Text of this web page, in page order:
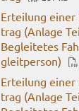
Er­tei­lung einer
trag (An­la­ge
Be­glei­te­tes
gleit­per­son)
Er­tei­lung einer
trag (An­la­ge